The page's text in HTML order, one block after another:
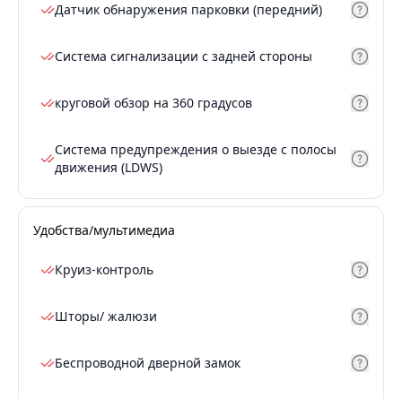
Датчик обнаружения парковки (передний)
Система сигнализации с задней стороны
круговой обзор на 360 градусов
Система предупреждения о выезде с полосы
движения (LDWS)
Удобства/мультимедиа
Круиз-контроль
Шторы/ жалюзи
Беспроводной дверной замок